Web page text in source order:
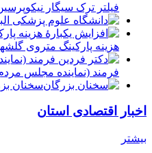
فیلتر ترک سیگار
هزینه پارکینگ متروی
فرمند (نماينده مجلس
سخنان
اخبار اقتصادی استان
بیشتر